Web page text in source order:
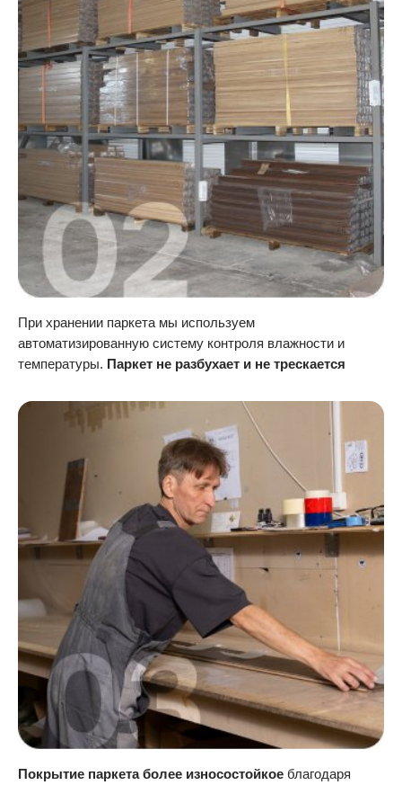
При хранении паркета мы используем
автоматизированную систему контроля влажности и
температуры. Паркет не разбухает и не трескается
Покрытие паркета более износостойкое благодаря